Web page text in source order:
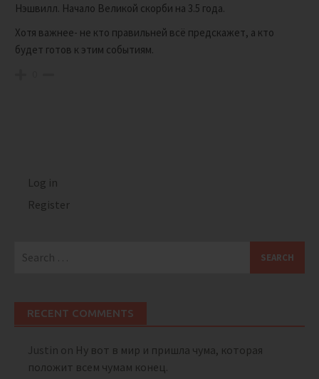
Нэшвилл. Начало Великой скорби на 3.5 года.
Хотя важнее- не кто правильней всё предскажет, а кто
будет готов к этим событиям.
Log in
Register
for:
RECENT COMMENTS
Justin on Ну вот в мир и пришла чума, которая
положит всем чумам конец.